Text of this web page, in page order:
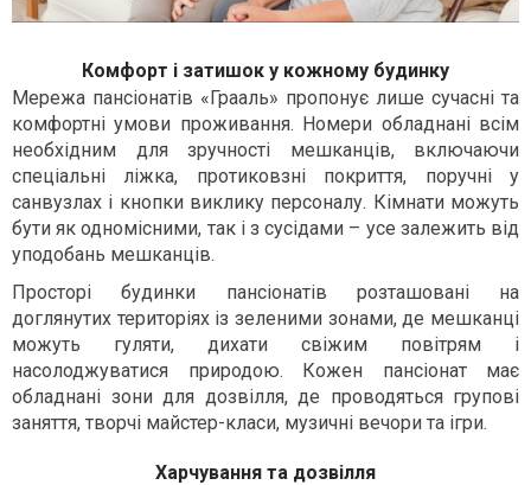
Комфорт і затишок у кожному будинку
Мережа пансіонатів «Грааль» пропонує лише сучасні та
комфортні умови проживання. Номери обладнані всім
необхідним для зручності мешканців, включаючи
спеціальні ліжка, протиковзні покриття, поручні у
санвузлах і кнопки виклику персоналу. Кімнати можуть
бути як одномісними, так і з сусідами – усе залежить від
уподобань мешканців.
Просторі будинки пансіонатів розташовані на
доглянутих територіях із зеленими зонами, де мешканці
можуть гуляти, дихати свіжим повітрям і
насолоджуватися природою. Кожен пансіонат має
обладнані зони для дозвілля, де проводяться групові
заняття, творчі майстер-класи, музичні вечори та ігри.
Харчування та дозвілля